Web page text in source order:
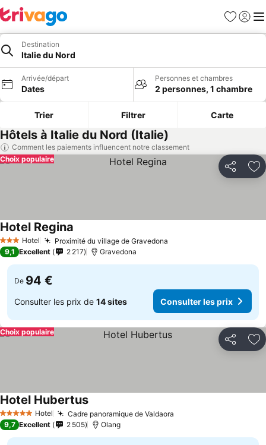
Favoris
Se
Destination
Italie du Nord
Arrivée/départ
Dates
Personnes et chambres
2 personnes, 1 chambre
Trier Filtrer Carte
Hôtels à Italie du Nord (Italie)
Comment les paiements influencent notre classement
Partager
Choix populaire
3 ÉtoilesHotel Proximité du village de Gravedona
Hotel Regina
9,1 Excellent 2 217 Gravedona
De 94 €
Consulter les prix de 14 sites Consulter les prix
Partager
Choix populaire
5 Étoiles Hotel Cadre panoramique de Valdaora
Hotel Hubertus
9,7 Excellent 2 505 Olang